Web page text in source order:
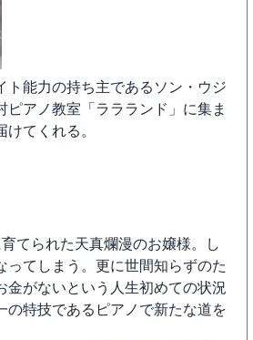
ト能力の持ち主であるソン・ウジ
アノ教室「ララランド」に集ま
てくれる。
てられた天真爛漫のお嬢様。し
てしまう。更に世間知らずのた
がないという人生初めての状況
の特技であるピアノで新たな道を